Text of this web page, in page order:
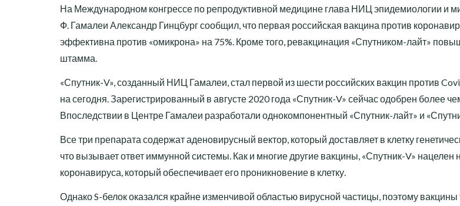
На Международном конгрессе по репродуктивной медицине глава НИЦ эпидемиологии и
Ф. Гамалеи Александр Гинцбург сообщил, что первая российская вакцина против
эффективна против «омикрона» на 75%. Кроме того, ревакцинация «Спутником-лайт»
штамма.
«Спутник-V», созданный НИЦ Гамалеи, стал первой из шести российских вакцин против
на сегодня. Зарегистрированный в августе 2020 года «Спутник-V» сейчас одобрен более
Впоследствии в Центре Гамалеи разработали однокомпонентный «Спутник-лайт» и
Все три препарата содержат аденовирусный вектор, который доставляет в клетку
что вызывает ответ иммунной системы. Как и многие другие вакцины, «Спутник-V» нацелен
коронавируса, который обеспечивает его проникновение в клетку.
Однако S-белок оказался крайне изменчивой областью вирусной частицы, поэтому